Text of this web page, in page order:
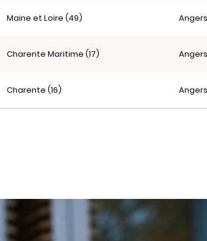
Maine et Loire (49)
Charente Maritime (17)
Charente (16)